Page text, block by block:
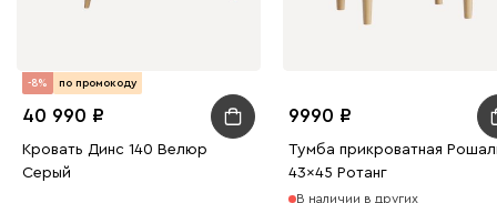
-8% по промокоду
40 990
Кровать Динс 140 Велюр
Серый
9990
Тумба прикроватная
43x45 Ротанг
В наличии в других